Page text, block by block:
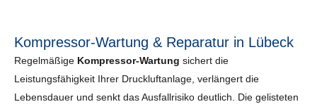
Kompressor-Wartung & Reparatur in Lübeck
Regelmäßige Kompressor-Wartung sichert die
Leistungsfähigkeit Ihrer Druckluftanlage, verlängert die
Lebensdauer und senkt das Ausfallrisiko deutlich. Die gelisteten